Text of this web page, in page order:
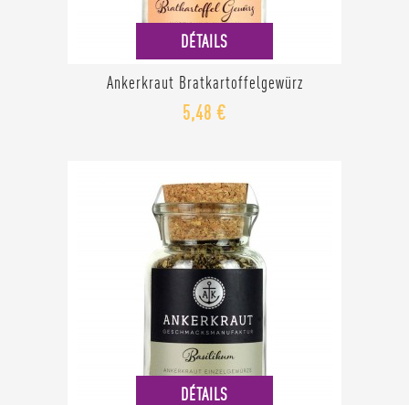
DÉTAILS
Ankerkraut Bratkartoffelgewürz
5,48 €
DÉTAILS